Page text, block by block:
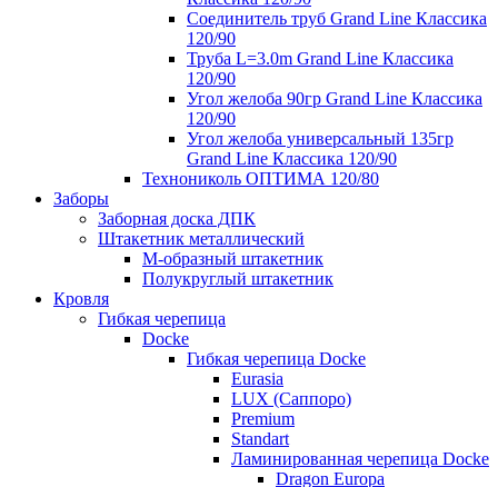
Соединитель труб Grand Line Классика
120/90
Труба L=3.0m Grand Line Классика
120/90
Угол желоба 90гр Grand Line Классика
120/90
Угол желоба универсальный 135гр
Grand Line Классика 120/90
Технониколь ОПТИМА 120/80
Заборы
Заборная доска ДПК
Штакетник металлический
М-образный штакетник
Полукруглый штакетник
Кровля
Гибкая черепица
Docke
Гибкая черепица Docke
Eurasia
LUX (Саппоро)
Premium
Standart
Ламинированная черепица Docke
Dragon Europa